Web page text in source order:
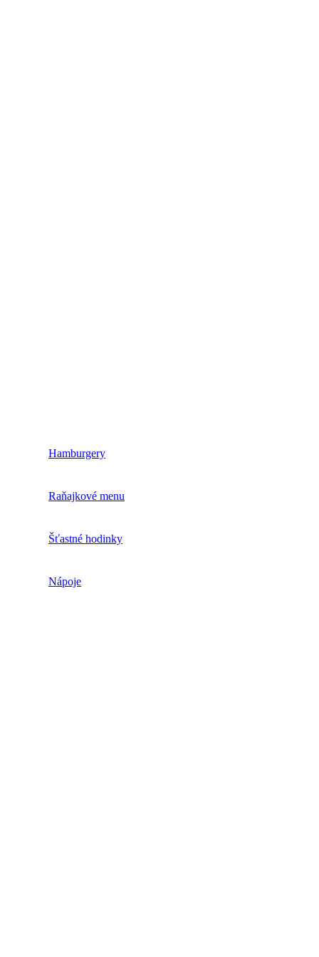
Hamburgery
Raňajkové menu
Šťastné hodinky
Nápoje